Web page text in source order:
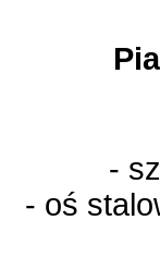
-
- oś